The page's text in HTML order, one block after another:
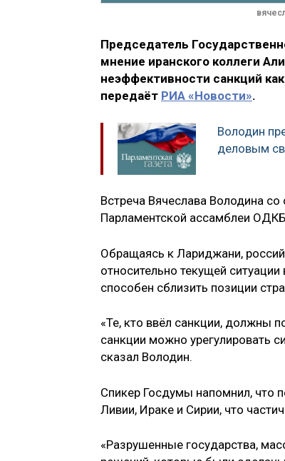
Председатель
мнение иранского коллеги
неэффективности санкций
передаёт РИА «Новости».
Володин
деловым
Встреча Вячеслава Володина
Парламентской ассамблеи
Обращаясь к Лариджани,
относительно текущей
способен сблизить позиции
«Те, кто ввёл санкции, должны
санкции можно урегулировать
сказал Володин.
Спикер Госдумы напомнил, что
Ливии, Ираке и Сирии, что
«Разрушенные государства,